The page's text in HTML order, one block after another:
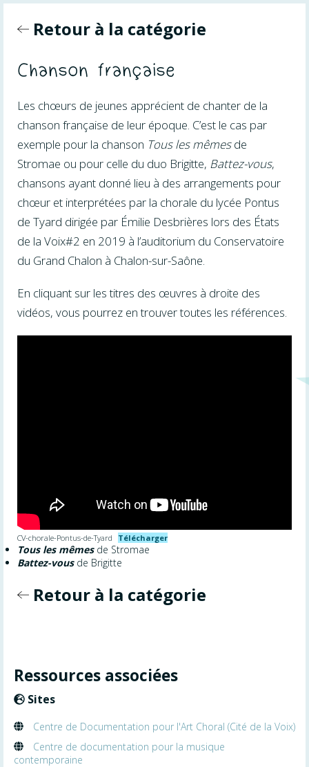
Retour à la catégorie
Chanson française
Les chœurs de jeunes apprécient de chanter de la
chanson française de leur époque. C’est le cas par
exemple pour la chanson Tous les mêmesde
Stromae ou pour celle du duo Brigitte, Battez-vous,
chansons ayant donné lieu à des arrangements pour
chœur et interprétées par la chorale du lycée Pontus
de Tyard dirigée par Émilie Desbrières lors des États
de la Voix#2 en 2019 à l’auditorium du Conservatoire
du Grand Chalon à Chalon-sur-Saône.
En cliquant sur les titres des œuvres à droite des
vidéos, vous pourrez en trouver toutes les références.
CV-chorale-Pontus-de-Tyard Télécharger
Tous les mêmesde Stromae
Battez-vousde Brigitte
Retour à la catégorie
Ressources associées
Sites
Centre de Documentation pour l'Art Choral (Cité de la Voix)
Centre de documentation pour la musique
contemporaine